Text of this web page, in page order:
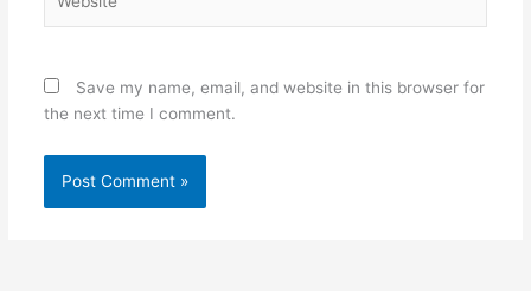
Save my name, email, and website in this browser for
the next time I comment.